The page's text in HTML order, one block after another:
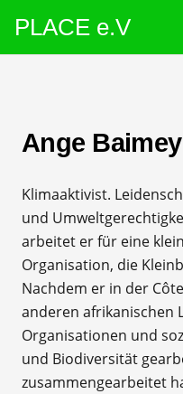
PLACE e.V
Ange Baimey
Klimaaktivist.
und
arbeitet er für eine
Organisation, die
Nachdem er in der
anderen afrikanischen
Organisationen und
und Biodiversität
zusammengearbeitet